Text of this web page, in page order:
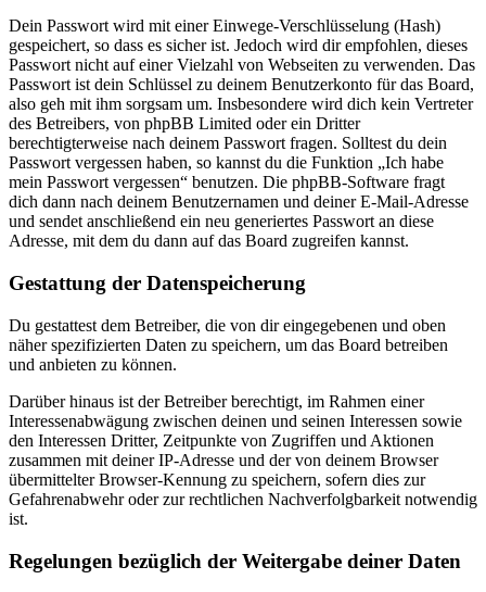
Dein Passwort wird mit einer Einwege-Verschlüsselung (Hash)
gespeichert, so dass es sicher ist. Jedoch wird dir empfohlen, dieses
Passwort nicht auf einer Vielzahl von Webseiten zu verwenden. Das
Passwort ist dein Schlüssel zu deinem Benutzerkonto für das Board,
also geh mit ihm sorgsam um. Insbesondere wird dich kein Vertreter
des Betreibers, von phpBB Limited oder ein Dritter
berechtigterweise nach deinem Passwort fragen. Solltest du dein
Passwort vergessen haben, so kannst du die Funktion „Ich habe
mein Passwort vergessen“ benutzen. Die phpBB-Software fragt
dich dann nach deinem Benutzernamen und deiner E-Mail-Adresse
und sendet anschließend ein neu generiertes Passwort an diese
Adresse, mit dem du dann auf das Board zugreifen kannst.
Gestattung der Datenspeicherung
Du gestattest dem Betreiber, die von dir eingegebenen und oben
näher spezifizierten Daten zu speichern, um das Board betreiben
und anbieten zu können.
Darüber hinaus ist der Betreiber berechtigt, im Rahmen einer
Interessenabwägung zwischen deinen und seinen Interessen sowie
den Interessen Dritter, Zeitpunkte von Zugriffen und Aktionen
zusammen mit deiner IP-Adresse und der von deinem Browser
übermittelter Browser-Kennung zu speichern, sofern dies zur
Gefahrenabwehr oder zur rechtlichen Nachverfolgbarkeit notwendig
ist.
Regelungen bezüglich der Weitergabe deiner Daten